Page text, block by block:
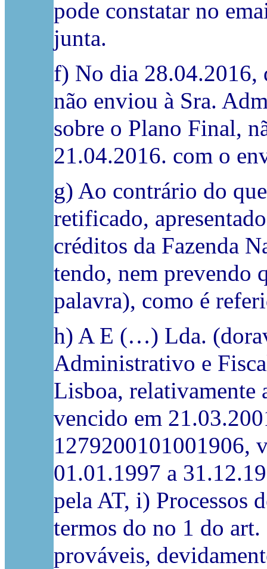
pode constatar no
junta.
f) No dia 28.04.2016,
não enviou à Sra.
sobre o Plano Final,
21.04.2016. com o
g) Ao contrário do
retificado,
créditos da Fazenda
tendo, nem prevendo
palavra), como é
h) A E (…) Lda.
Administrativo e
Lisboa, relativamente
vencido em
1279200101001906,
01.01.1997 a
pela AT, i) Processos
termos do no 1 do art.
prováveis,